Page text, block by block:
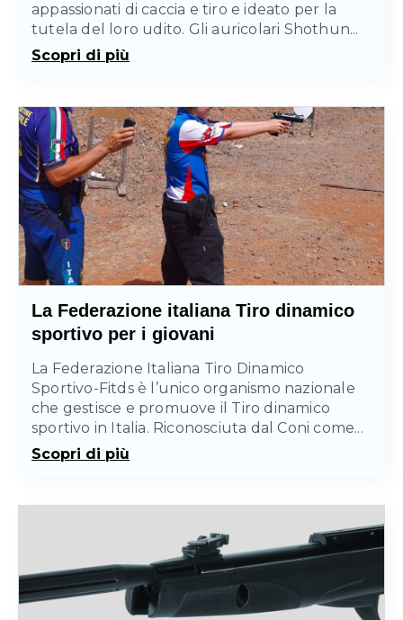
appassionati di caccia e tiro e ideato per la
tutela del loro udito. Gli auricolari Shothun...
Scopri di più
La Federazione italiana Tiro dinamico
sportivo per i giovani
La Federazione Italiana Tiro Dinamico
Sportivo-Fitds è l’unico organismo nazionale
che gestisce e promuove il Tiro dinamico
sportivo in Italia. Riconosciuta dal Coni come...
Scopri di più